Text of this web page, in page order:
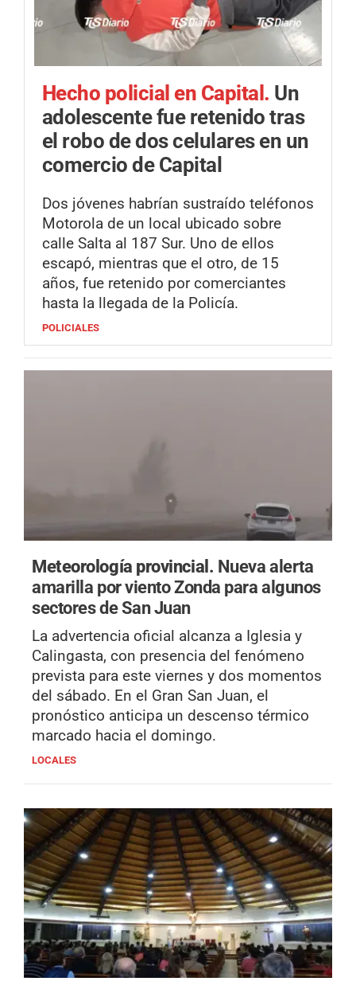
Hecho policial en Capital. Un
adolescente fue retenido tras
el robo de dos celulares en un
comercio de Capital
Dos jóvenes habrían sustraído teléfonos
Motorola de un local ubicado sobre
calle Salta al 187 Sur. Uno de ellos
escapó, mientras que el otro, de 15
años, fue retenido por comerciantes
hasta la llegada de la Policía.
POLICIALES
Meteorología provincial. Nueva alerta
amarilla por viento Zonda para algunos
sectores de San Juan
La advertencia oficial alcanza a Iglesia y
Calingasta, con presencia del fenómeno
prevista para este viernes y dos momentos
del sábado. En el Gran San Juan, el
pronóstico anticipa un descenso térmico
marcado hacia el domingo.
LOCALES